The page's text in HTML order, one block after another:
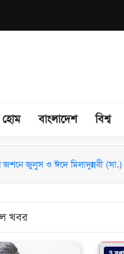
হোম বাংলাদেশ বিশ্ব
জশনে জুলুস ও ঈদে মিলাদুন্নবী
খবর